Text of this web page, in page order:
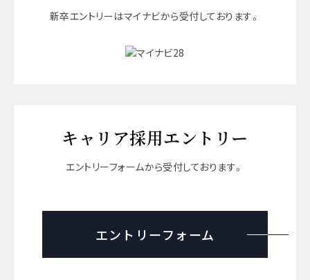
新卒エントリーはマイナビから受付しております。
キャリア採用エントリー
エントリーフォームから受付しております。
エントリーフォーム